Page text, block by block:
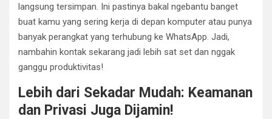
langsung tersimpan. Ini pastinya bakal ngebantu banget
buat kamu yang sering kerja di depan komputer atau punya
banyak perangkat yang terhubung ke WhatsApp. Jadi,
nambahin kontak sekarang jadi lebih sat set dan nggak
ganggu produktivitas!
Lebih dari Sekadar Mudah: Keamanan
dan Privasi Juga Dijamin!